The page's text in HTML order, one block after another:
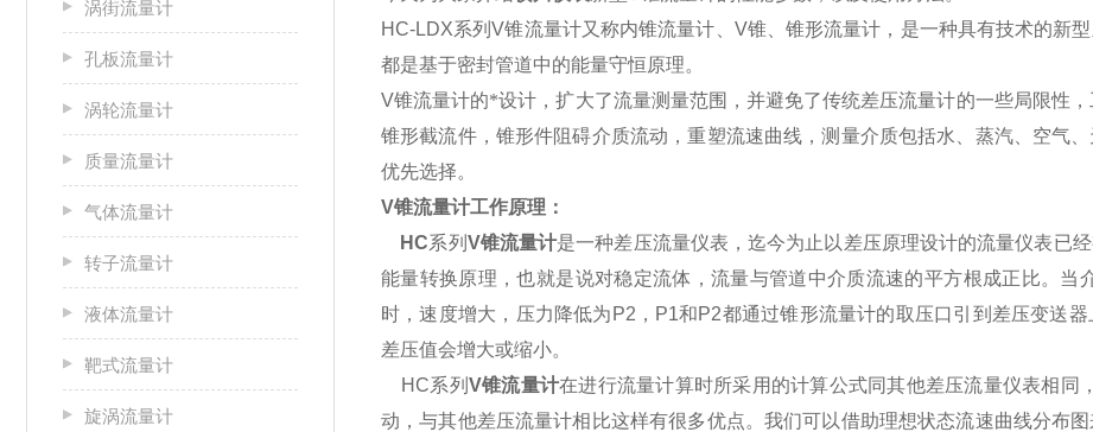
涡街流量计
孔板流量计
涡轮流量计
质量流量计
气体流量计
转子流量计
液体流量计
靶式流量计
旋涡流量计
HC-LDX系列V锥流量计又称内锥流量计、 V锥、锥形流量计，是一种具有技术的新
都是基于密封管道中的能量守恒原理。
V锥流量计的*设计，扩大了流量测量范围，并避免了传统差压流量计的一些局限性，
锥形截流件，锥形件阻碍介质流动，重塑流速曲线，测量介质包括水、蒸汽、空气
优先选择。
V锥流量计工作原理：
HC系列 V锥流量计是一种差压流量仪表，迄今为止以差压原理设计的流量仪表已
能量转换原理，也就是说对稳定流体，流量与管道中介质流速的平方根成正比。当
时，速度增大，压力降低为 P2 ， P1和P2都通过锥形流量计的取压口引到差压变送
差压值会增大或缩小。
HC系列 V锥流量计在进行流量计算时所采用的计算公式同其他差压流量仪表相
动，与其他差压流量计相比这样有很多优点。我们可以借助理想状态流速曲线分布